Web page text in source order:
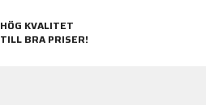
HÖG KVALITET
TILL BRA PRISER!